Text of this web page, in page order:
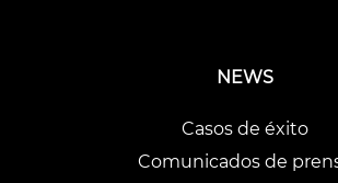
NEWS
Casos de éxito
Comunicados de